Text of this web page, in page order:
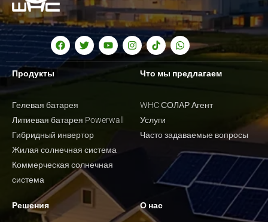
Продукты
Гелевая батарея
Литиевая батарея Powerwall
Гибридный инвертор
Жилая солнечная система
Коммерческая солнечная
система
Что мы предлагаем
WHC СОЛАР Агент
Услуги
Часто задаваемые вопросы
Решения О нас